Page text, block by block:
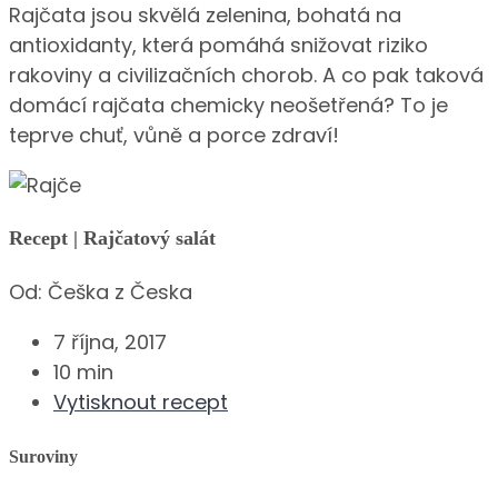
Rajčata jsou skvělá zelenina, bohatá na
antioxidanty, která pomáhá snižovat riziko
rakoviny a civilizačních chorob. A co pak taková
domácí rajčata chemicky neošetřená? To je
teprve chuť, vůně a porce zdraví!
Recept | Rajčatový salát
Od: Češka z Česka
7 října, 2017
10 min
Vytisknout recept
Suroviny